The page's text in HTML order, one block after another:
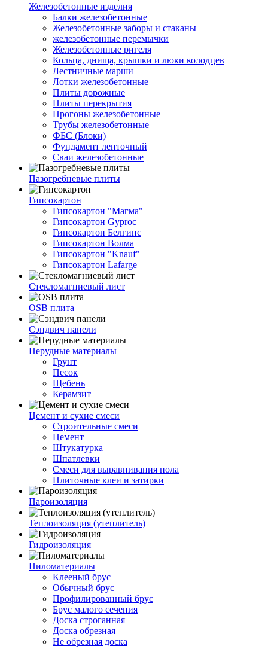
Железобетонные изделия
Балки железобетонные
Железобетонные заборы и стаканы
железобетонные перемычки
Железобетонные ригеля
Кольца, днища, крышки и люки колодцев
Лестничные марши
Лотки железобетонные
Плиты дорожные
Плиты перекрытия
Прогоны железобетонные
Трубы железобетонные
ФБС (Блоки)
Фундамент ленточный
Сваи железобетонные
Пазогребневые плиты
Гипсокартон
Гипсокартон "Магма"
Гипсокартон Gyproc
Гипсокартон Белгипс
Гипсокартон Волма
Гипсокартон "Knauf"
Гипсокартон Lafarge
Стекломагниевый лист
OSB плита
Сэндвич панели
Нерудные материалы
Грунт
Песок
Щебень
Керамзит
Цемент и сухие смеси
Строительные смеси
Цемент
Штукатурка
Шпатлевки
Смеси для выравнивания пола
Плиточные клеи и затирки
Пароизоляция
Теплоизоляция (утеплитель)
Гидроизоляция
Пиломатериалы
Клееный брус
Обычный брус
Профилированный брус
Брус малого сечения
Доска строганная
Доска обрезная
Не обрезная доска